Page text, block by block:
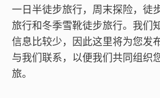
一日半徒步旅行，周末探险，徒
旅行和冬季雪靴徒步旅行。我们
信息比较少，因此这里将为您发
与我们联系，以便我们共同组织
旅。